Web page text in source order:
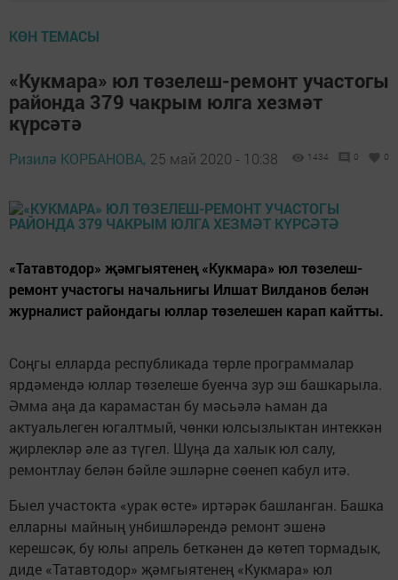
КӨН ТЕМАСЫ
«Кукмара» юл төзелеш-ремонт участогы
районда 379 чакрым юлга хезмәт
күрсәтә
Ризилә КОРБАНОВА, 25 май 2020 - 10:38 1434 0 0
«Татавтодор» җәмгыятенең «Кукмара» юл төзелеш-
ремонт участогы начальнигы Илшат Вилданов белән
журналист райондагы юллар төзелешен карап кайтты.
Соңгы елларда республикада төрле программалар
ярдәмендә юллар төзелеше буенча зур эш башкарыла.
Әмма аңа да карамастан бу мәсьәлә һаман да
актуальлеген югалтмый, чөнки юлсызлыктан интеккән
җирлекләр әле аз түгел. Шуңа да халык юл салу,
ремонтлау белән бәйле эшләрне сөенеп кабул итә.
Быел участокта «урак өсте» иртәрәк башланган. Башка
елларны майның унбишләрендә ремонт эшенә
керешсәк, бу юлы апрель беткәнен дә көтеп тормадык,
диде «Татавтодор» җәмгыятенең «Кукмара» юл